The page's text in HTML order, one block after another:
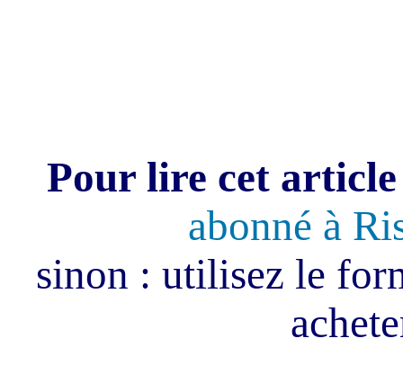
Pour lire cet
abonné à
sinon : utilisez le